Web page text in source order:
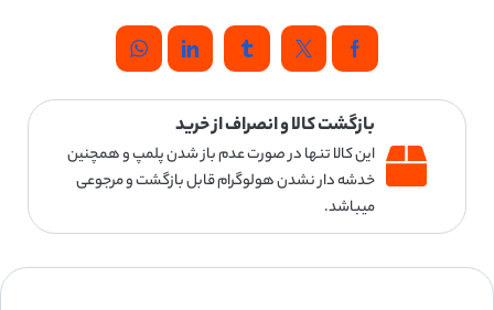
بازگشت کالا و انصراف از خرید
این کالا تنها در صورت عدم باز شدن پلمپ و همچنین
خدشه دار نشدن هولوگرام قابل بازگشت و مرجوعی
میباشد.